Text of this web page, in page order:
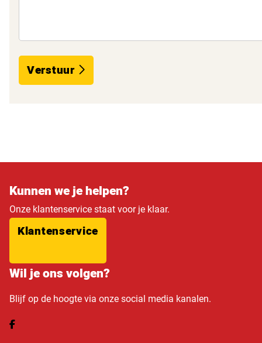
Verstuur
Kunnen we je helpen?
Onze klantenservice staat voor je klaar.
Klantenservice
Wil je ons volgen?
Blijf op de hoogte via onze social media kanalen.